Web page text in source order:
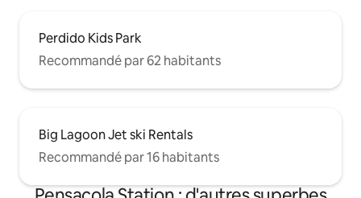
Perdido Kids Park
Recommandé par 62 habitants
Big Lagoon Jet ski Rentals
Recommandé par 16 habitants